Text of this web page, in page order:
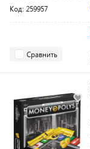
Код: 259957
Сравнить